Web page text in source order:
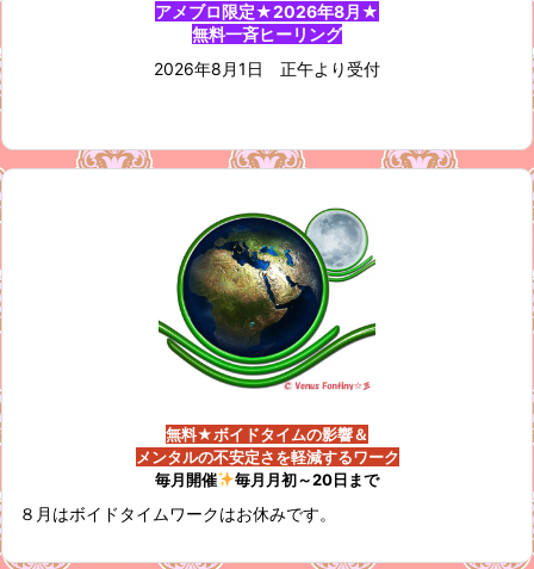
アメブロ限定★2026年8月★
無料一斉ヒーリング
2026年8月1日 正午より受付
無料★ボイドタイムの影響＆
メンタルの不安定さを軽減するワーク
毎月開催
毎月月初～20日まで
８月はボイドタイムワークはお休みです。